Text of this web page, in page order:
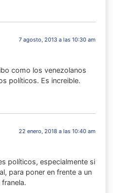
7 agosto, 2013 a las 10:30 am
como los venezolanos
políticos. Es increible.
22 enero, 2018 a las 10:40 am
políticos, especialmente si
para poner en frente a un